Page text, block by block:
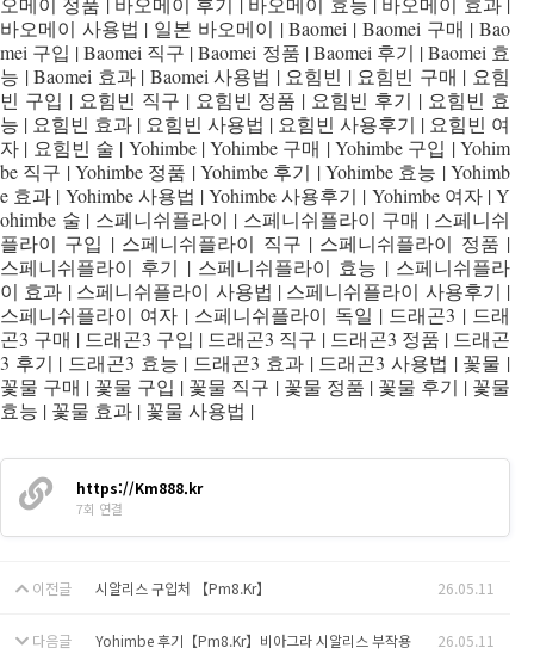
바오메이 사용법 | 일본 바오메이 | Baomei | Baomei 구매 | Bao
mei 구입 | Baomei 직구 | Baomei 정품 | Baomei 후기 | Baomei 효
능 | Baomei 효과 | Baomei 사용법 | 요힘빈 | 요힘빈 구매 | 요힘
빈 구입 | 요힘빈 직구 | 요힘빈 정품 | 요힘빈 후기 | 요힘빈 효
능 | 요힘빈 효과 | 요힘빈 사용법 | 요힘빈 사용후기 | 요힘빈 여
자 | 요힘빈 술 | Yohimbe | Yohimbe 구매 | Yohimbe 구입 | Yohim
be 직구 | Yohimbe 정품 | Yohimbe 후기 | Yohimbe 효능 | Yohimb
e 효과 | Yohimbe 사용법 | Yohimbe 사용후기 | Yohimbe 여자 | Y
ohimbe 술 | 스페니쉬플라이 | 스페니쉬플라이 구매 | 스페니쉬
플라이 구입 | 스페니쉬플라이 직구 | 스페니쉬플라이 정품 |
스페니쉬플라이 후기 | 스페니쉬플라이 효능 | 스페니쉬플라
이 효과 | 스페니쉬플라이 사용법 | 스페니쉬플라이 사용후기 |
스페니쉬플라이 여자 | 스페니쉬플라이 독일 | 드래곤3 | 드래
곤3 구매 | 드래곤3 구입 | 드래곤3 직구 | 드래곤3 정품 | 드래곤
3 후기 | 드래곤3 효능 | 드래곤3 효과 | 드래곤3 사용법 | 꽃물 |
꽃물 구매 | 꽃물 구입 | 꽃물 직구 | 꽃물 정품 | 꽃물 후기 | 꽃물
효능 | 꽃물 효과 | 꽃물 사용법 |
https://Km888.kr
7회 연결
이전글 시알리스 구입처 【Pm8.Kr】 26.05.11
다음글 Yohimbe 후기【Pm8.Kr】비아그라 시알리스 부작용 26.05.11